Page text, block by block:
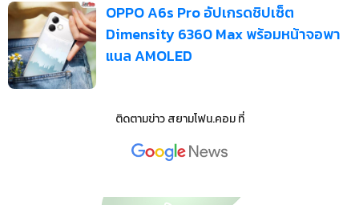
OPPO A6s Pro อัปเกรดชิปเซ็ต
Dimensity 6360 Max พร้อมหน้าจอพา
แนล AMOLED
ติดตามข่าวสยามโฟน.คอมที่